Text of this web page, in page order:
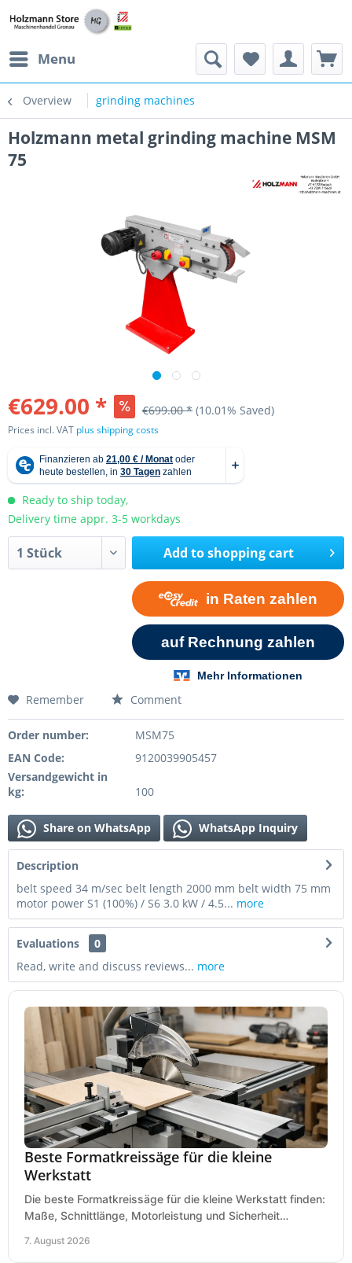
Menu
Overview grinding machines
Holzmann metal grinding machine MSM
75
€629.00 * €699.00 * (10.01% Saved)
Prices incl. VAT plus shipping costs
Ready to ship today,
Delivery time appr. 3-5 workdays
Add toshopping cart
Remember Comment
Order number:
MSM75
EAN Code:
9120039905457
Versandgewicht in
kg:
100
Share on WhatsApp WhatsApp Inquiry
Description
belt speed 34 m/sec belt length 2000 mm belt width 75 mm
motor power S1 (100%) / S6 3.0 kW / 4.5... more
Evaluations
0
Read, write and discuss reviews... more
Beste Formatkreissäge für die kleine
Werkstatt
Die beste Formatkreissäge für die kleine Werkstatt finden:
Maße, Schnittlänge, Motorleistung und Sicherheit
7. August 2026